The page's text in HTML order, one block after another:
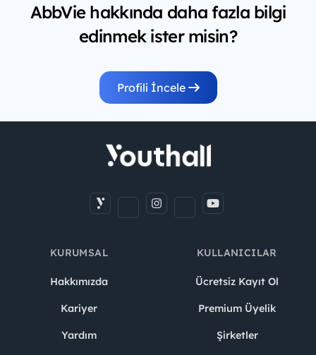
AbbVie hakkında daha fazla bilgi
edinmek ister misin?
Profili İncele
KURUMSAL
Hakkımızda
Kariyer
Yardım
KULLANICILAR
Ücretsiz Kayıt Ol
Premium Üyelik
Şirketler